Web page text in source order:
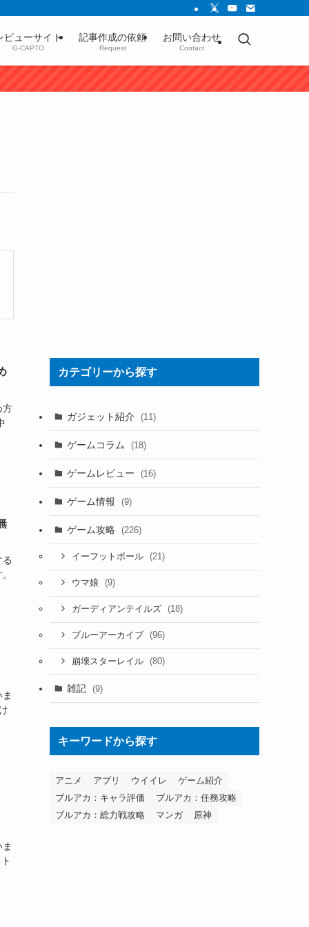
ビューサイト
G-CAPTO
記事作成の依頼
Request
お問い合わせ
Contact
方
カテゴリーから探す
ガジェット紹介 (11)
ゲームコラム (18)
ゲームレビュー (16)
ゲーム情報 (9)
ゲーム攻略 (226)
イーフットボール (21)
ウマ娘 (9)
ガーディアンテイルズ (18)
ブルーアーカイブ (96)
崩壊スターレイル (80)
雑記 (9)
キーワードから探す
アニメ アプリ ウイイレ
ゲーム紹介
ブルアカ：キャラ評価
ブルアカ：任務攻略
ブルアカ：総力戦攻略
マンガ 原神